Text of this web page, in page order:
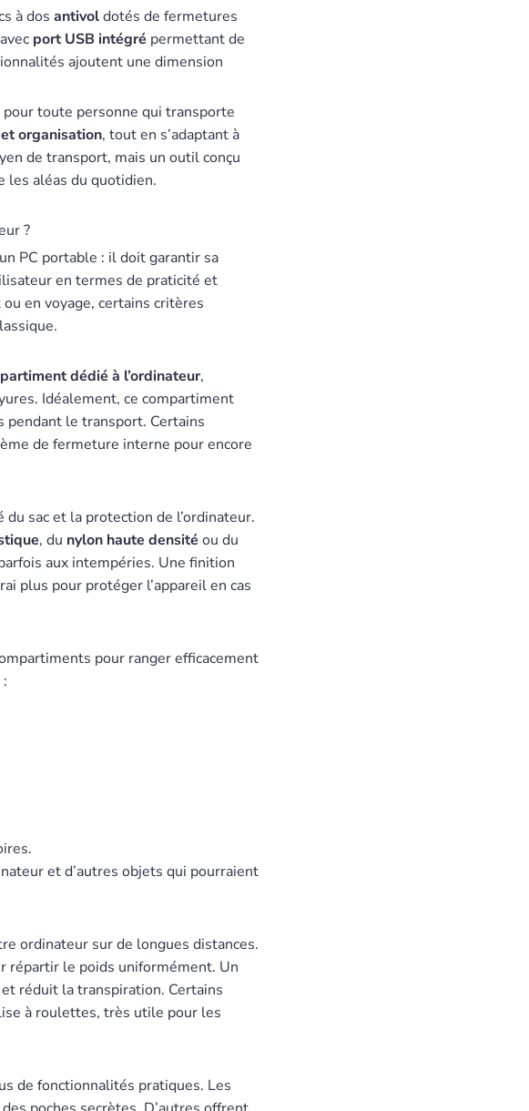
à dos antivoldotés de fermetures
port USB intégré permettant de
ajoutent une dimension
toute personne qui transporte
organisation, tout en s’adaptant à
de transport, mais un outil conçu
les aléas du quotidien.
?
PC portable : il doit garantir sa
en termes de praticité et
en voyage, certains critères
dédié à l’ordinateur,
Idéalement, ce compartiment
pendant le transport. Certains
de fermeture interne pour encore
sac et la protection de l’ordinateur.
, du nylon haute densité ou du
aux intempéries. Une finition
plus pour protéger l’appareil en cas
pour ranger efficacement
et d’autres objets qui pourraient
ordinateur sur de longues distances.
répartir le poids uniformément. Un
réduit la transpiration. Certains
à roulettes, très utile pour les
de fonctionnalités pratiques. Les